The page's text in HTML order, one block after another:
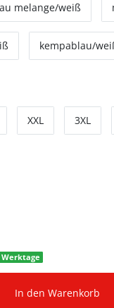
melange/weiß
kempablau/
XXL 3XL
In den Warenkorb